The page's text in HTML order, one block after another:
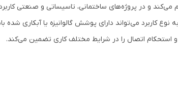
و در پروژه‌های ساختمانی، تاسیساتی و صنعتی
کاربرد می‌تواند دارای پوشش گالوانیزه یا آبکاری شده
اتصال را در شرایط مختلف کاری تضمین می‌کند.